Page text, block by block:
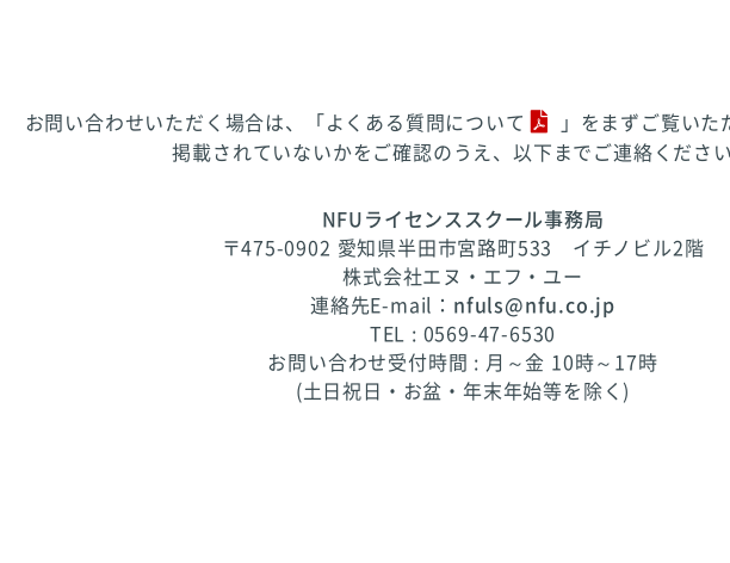
お問い合わせいただく場合は、「 よくある質問について
」をまずご覧いた
掲載されていないかをご確認のうえ、以下までご連絡ください
NFUライセンススクール事務局
〒475-0902 愛知県半田市宮路町533 イチノビル2階
株式会社エヌ・エフ・ユー
連絡先E-mail： nfuls@nfu.co.jp
TEL : 0569-47-6530
お問い合わせ受付時間 : 月～金 10時～17時
(土日祝日・お盆・年末年始等を除く)